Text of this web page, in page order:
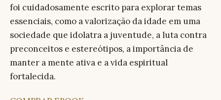
foi cuidadosamente escrito para explorar temas
essenciais, como a valorização da idade em uma
sociedade que idolatra a juventude, a luta contra
preconceitos e estereótipos, a importância de
manter a mente ativa e a vida espiritual
fortalecida.